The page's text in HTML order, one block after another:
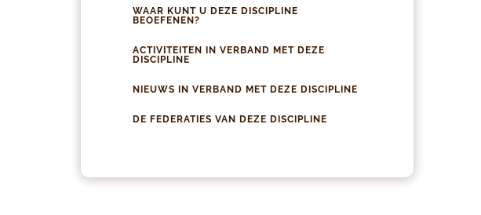
WAAR KUNT U DEZE DISCIPLINE
BEOEFENEN?
ACTIVITEITEN IN VERBAND MET DEZE
DISCIPLINE
NIEUWS IN VERBAND MET DEZE DISCIPLINE
DE FEDERATIES VAN DEZE DISCIPLINE